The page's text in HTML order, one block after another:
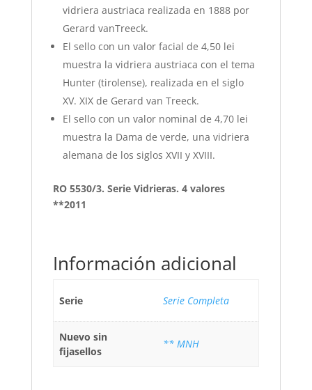
vidriera austriaca realizada en 1888 por
Gerard vanTreeck.
El sello con un valor facial de 4,50 lei
muestra la vidriera austriaca con el tema
Hunter (tirolense), realizada en el siglo
XV. XIX de Gerard van Treeck.
El sello con un valor nominal de 4,70 lei
muestra la Dama de verde, una vidriera
alemana de los siglos XVII y XVIII.
RO 5530/3. Serie Vidrieras. 4 valores
**2011
Información adicional
Serie Serie Completa
Nuevo sin
fijasellos
** MNH